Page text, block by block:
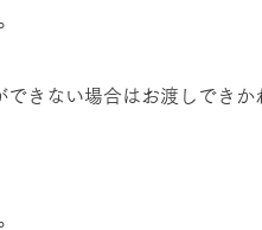
きない場合はお渡しできか